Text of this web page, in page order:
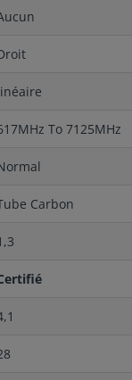
To 7125MHz
Carbon